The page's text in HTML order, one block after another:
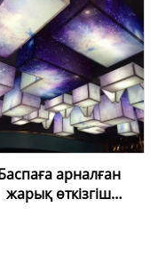
арналған
жарық өткізгіш